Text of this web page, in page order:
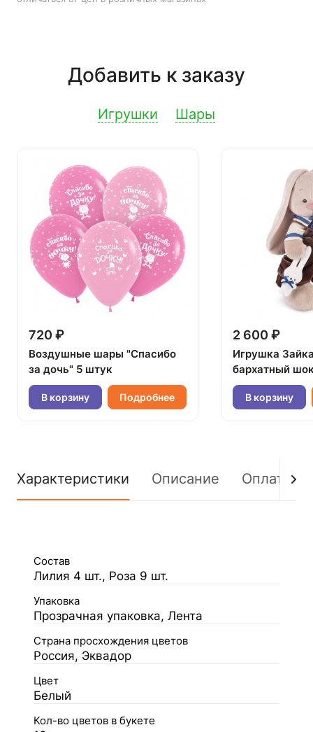
Добавить к заказу
Игрушки Шары
720 ₽
Воздушные шары "Спасибо
за дочь" 5 штук
В корзину Подробнее
2 600 ₽
Игрушка
бархатный
В корзину
Характеристики Описание Оплата
Состав
Лилия 4 шт., Роза 9 шт.
Упаковка
Прозрачная упаковка, Лента
Страна просхождения цветов
Россия, Эквадор
Цвет
Белый
Кол-во цветов в букете